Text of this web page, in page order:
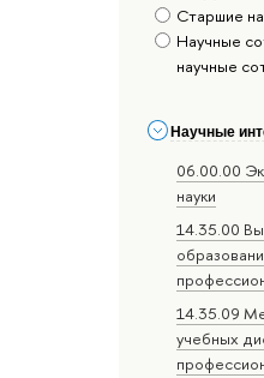
Старшие
Научные
научные
Научные
06.00.00
науки
14.35.00
14.35.09
учебных